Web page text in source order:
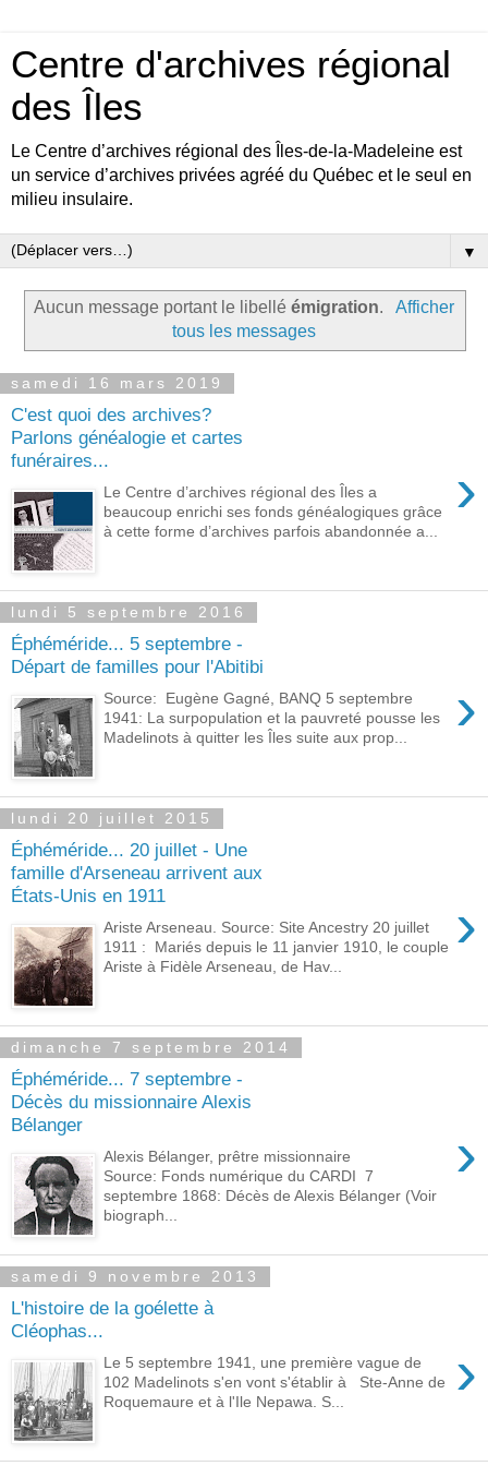
Centre d'archives régional
des Îles
Le Centre d’archives régional des Îles-de-la-Madeleine est
un service d’archives privées agréé du Québec et le seul en
milieu insulaire.
▼
Aucun message portant le libelléémigration.
Afficher
tous les messages
samedi 16 mars 2019
C'est quoi des archives?
Parlons généalogie et cartes
funéraires...
›
Le Centre d’archives régional des Îles a
beaucoup enrichi ses fonds généalogiques grâce
à cette forme d’archives parfois abandonnée a...
lundi 5 septembre 2016
Éphéméride... 5 septembre -
Départ de familles pour l'Abitibi
›
Source: Eugène Gagné, BANQ 5 septembre
1941: La surpopulation et la pauvreté pousse les
Madelinots à quitter les Îles suite aux prop...
lundi 20 juillet 2015
Éphéméride... 20 juillet - Une
famille d'Arseneau arrivent aux
États-Unis en 1911
›
Ariste Arseneau. Source: Site Ancestry 20 juillet
1911 : Mariés depuis le 11 janvier 1910, le couple
Ariste à Fidèle Arseneau, de Hav...
dimanche 7 septembre 2014
Éphéméride... 7 septembre -
Décès du missionnaire Alexis
Bélanger
›
Alexis Bélanger, prêtre missionnaire
Source: Fonds numérique du CARDI 7
septembre 1868: Décès de Alexis Bélanger (Voir
biograph...
samedi 9 novembre 2013
L'histoire de la goélette à
Cléophas...
›
Le 5 septembre 1941, une première vague de
102 Madelinots s'en vont s'établir à Ste-Anne de
Roquemaure et à l'Ile Nepawa. S...